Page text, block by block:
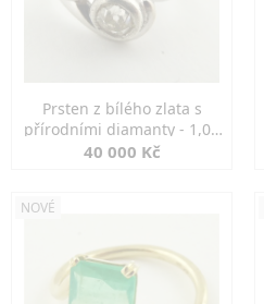
Prsten z bílého zlata s
přírodními diamanty - 1,00
ct
40 000 Kč
NOVÉ